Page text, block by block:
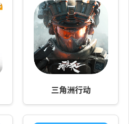
三角洲行动